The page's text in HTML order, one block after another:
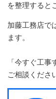
を整理すると
加藤工務店で
ます。
「今すぐ工
ご相談くださ